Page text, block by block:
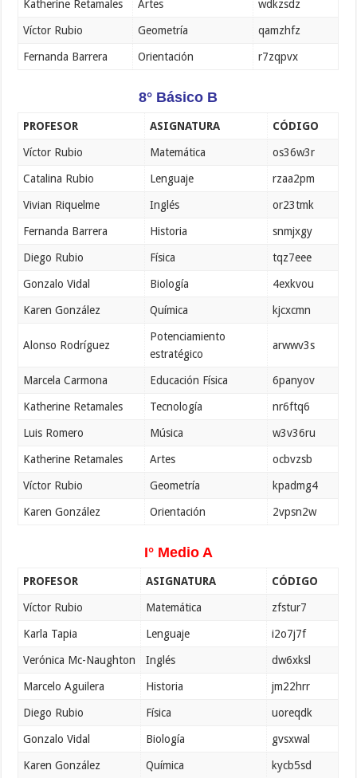
Katherine Retamales Artes wdkzsdz
Víctor Rubio Geometría qamzhfz
Fernanda Barrera Orientación r7zqpvx
8° Básico B
PROFESOR ASIGNATURA CÓDIGO
Víctor Rubio Matemática os36w3r
Catalina Rubio Lenguaje rzaa2pm
Vivian Riquelme Inglés or23tmk
Fernanda Barrera Historia snmjxgy
Diego Rubio Física tqz7eee
Gonzalo Vidal Biología 4exkvou
Karen González Química kjcxcmn
Alonso Rodríguez
Potenciamiento
estratégico
arwwv3s
Marcela Carmona Educación Física 6panyov
Katherine Retamales Tecnología nr6ftq6
Luis Romero Música w3v36ru
Katherine Retamales Artes ocbvzsb
Víctor Rubio Geometría kpadmg4
Karen González Orientación 2vpsn2w
I° Medio A
PROFESOR ASIGNATURA CÓDIGO
Víctor Rubio Matemática zfstur7
Karla Tapia Lenguaje i2o7j7f
Verónica Mc-Naughton Inglés dw6xksl
Marcelo Aguilera Historia jm22hrr
Diego Rubio Física uoreqdk
Gonzalo Vidal Biología gvsxwal
Karen González Química kycb5sd